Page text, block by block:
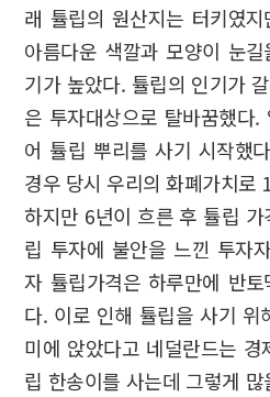
래 튤립의 원산지는 터키였
아름다운 색깔과 모양이 눈
기가 높았다. 튤립의 인기가
은 투자대상으로 탈바꿈했다
어 튤립 뿌리를 사기 시작했
경우 당시 우리의 화폐가치로
하지만 6년이 흐른 후 튤립
립 투자에 불안을 느낀 투자
자 튤립가격은 하루만에 반
다. 이로 인해 튤립을 사기 위
미에 앉았다고 네덜란드는
립 한송이를 사는데 그렇게